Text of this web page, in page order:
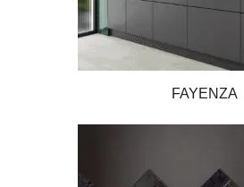
FAYENZA